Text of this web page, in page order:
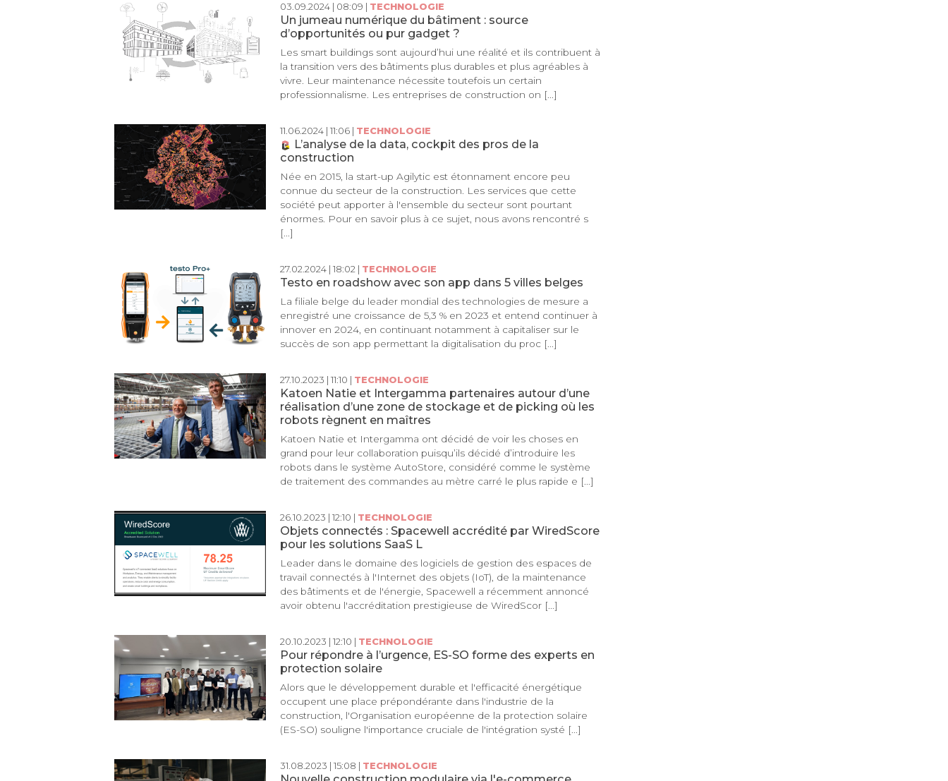
03.09.2024 | 08:09 | TECHNOLOGIE
Un jumeau numérique du bâtiment : source
d’opportunités ou pur gadget ?
Les smart buildings sont aujourd’hui une réalité et ils contribuent à
la transition vers des bâtiments plus durables et plus agréables à
vivre. Leur maintenance nécessite toutefois un certain
professionnalisme. Les entreprises de construction on [...]
11.06.2024 | 11:06 | TECHNOLOGIE
L’analyse de la data, cockpit des pros de la
construction
Née en 2015, la start-up Agilytic est étonnament encore peu
connue du secteur de la construction. Les services que cette
société peut apporter à l'ensemble du secteur sont pourtant
énormes. Pour en savoir plus à ce sujet, nous avons rencontré s
[...]
27.02.2024 | 18:02 | TECHNOLOGIE
Testo en roadshow avec son app dans 5 villes belges
La filiale belge du leader mondial des technologies de mesure a
enregistré une croissance de 5,3 % en 2023 et entend continuer à
innover en 2024, en continuant notamment à capitaliser sur le
succès de son app permettant la digitalisation du proc [...]
27.10.2023 | 11:10 | TECHNOLOGIE
Katoen Natie et Intergamma partenaires autour d’une
réalisation d’une zone de stockage et de picking où les
robots règnent en maîtres
Katoen Natie et Intergamma ont décidé de voir les choses en
grand pour leur collaboration puisqu’ils décidé d’introduire les
robots dans le système AutoStore, considéré comme le système
de traitement des commandes au mètre carré le plus rapide e [...]
26.10.2023 | 12:10 | TECHNOLOGIE
Objets connectés : Spacewell accrédité par WiredScore
pour les solutions SaaS L
Leader dans le domaine des logiciels de gestion des espaces de
travail connectés à l'Internet des objets (IoT), de la maintenance
des bâtiments et de l'énergie, Spacewell a récemment annoncé
avoir obtenu l'accréditation prestigieuse de WiredScor [...]
20.10.2023 | 12:10 | TECHNOLOGIE
Pour répondre à l’urgence, ES-SO forme des experts en
protection solaire
Alors que le développement durable et l'efficacité énergétique
occupent une place prépondérante dans l'industrie de la
construction, l'Organisation européenne de la protection solaire
(ES-SO) souligne l'importance cruciale de l'intégration systé [...]
31.08.2023 | 15:08 | TECHNOLOGIE